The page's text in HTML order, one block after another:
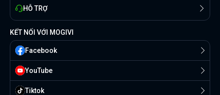
HỖ TRỢ
KẾT NỐI VỚI MOGIVI
Facebook
YouTube
Tiktok